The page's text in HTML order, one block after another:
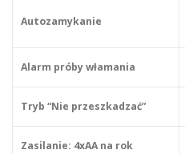
Autozamykanie
Alarm próby włamania
Tryb “Nie przeszkadzać”
Zasilanie: 4xAA na rok